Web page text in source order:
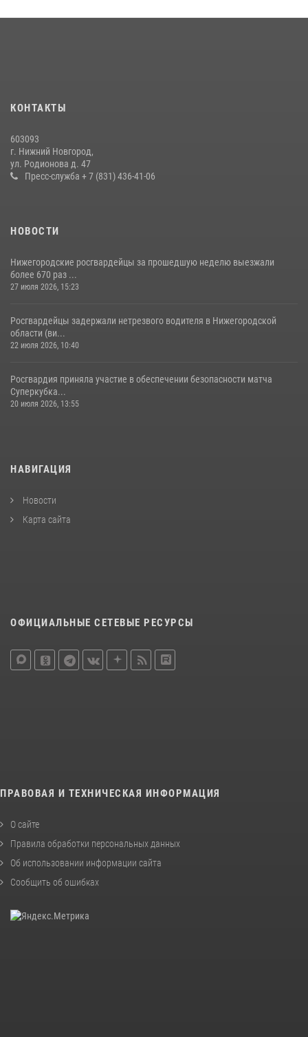
13 июля 2026, 06:45
более 600 раз по сигналу «тревога»
20 июля 2026, 12:26
КОНТАКТЫ
603093
г. Нижний Новгород,
ул. Родионова д. 47
Пресс-служба + 7 (831) 436-41-06
НОВОСТИ
Нижегородские росгвардейцы за прошедшую неделю выезжали
более 670 раз ...
27 июля 2026, 15:23
Росгвардейцы задержали нетрезвого водителя в Нижегородской
области (ви...
22 июля 2026, 10:40
Росгвардия приняла участие в обеспечении безопасности матча
Суперкубка...
20 июля 2026, 13:55
НАВИГАЦИЯ
Новости
Карта сайта
ОФИЦИАЛЬНЫЕ СЕТЕВЫЕ РЕСУРСЫ
ПРАВОВАЯ И ТЕХНИЧЕСКАЯ ИНФОРМАЦИЯ
О сайте
Правила обработки персональных данных
Об использовании информации сайта
Сообщить об ошибках